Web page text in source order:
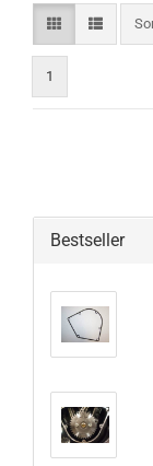
1
Bestseller